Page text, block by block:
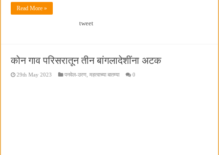
Read More »
tweet
कोन गाव परिसरातून तीन बांगलादेशींना अटक
29th May 2023 पनवेल-उरण,महत्वाच्या बातम्या 0